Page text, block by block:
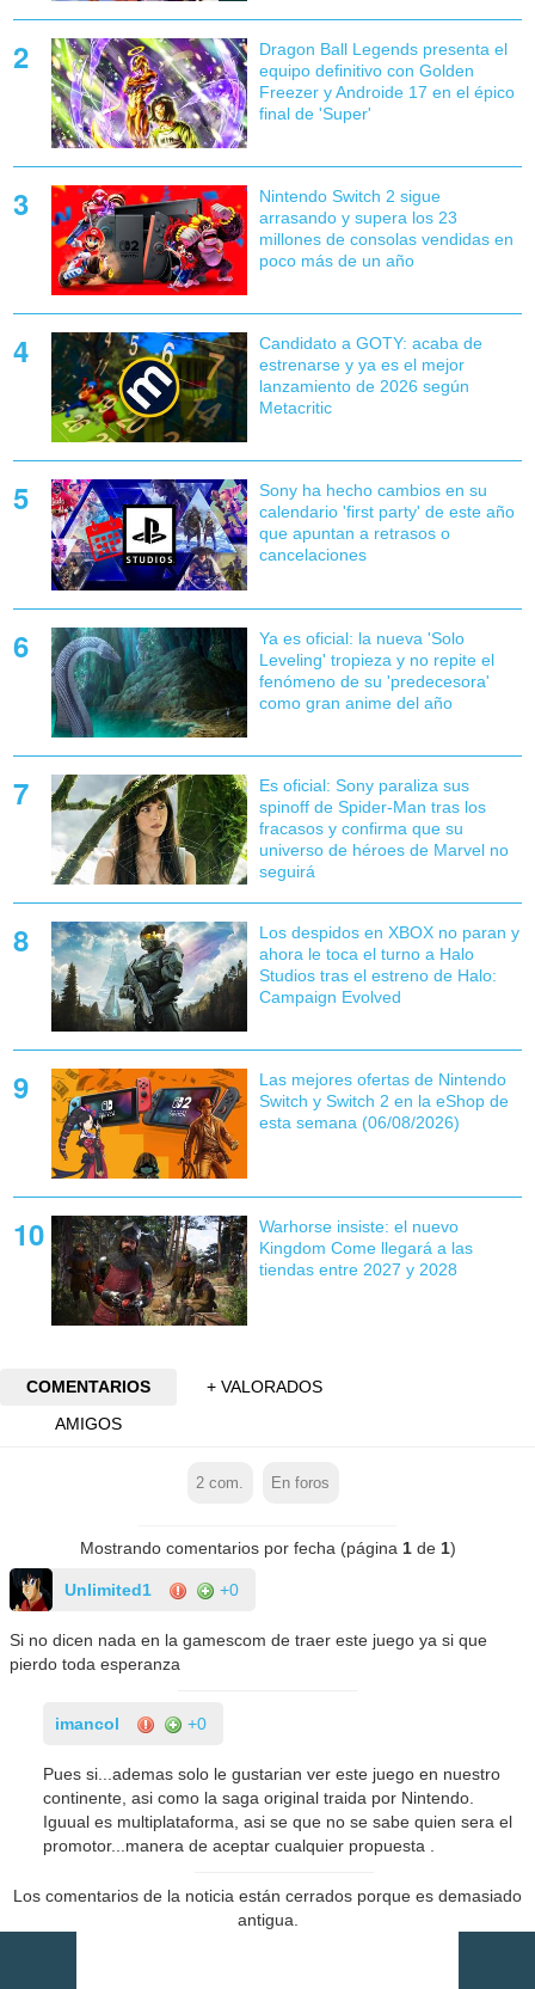
Dragon Ball Legends presenta el
equipo definitivo con Golden
Freezer y Androide 17 en el épico
final de 'Super'
Nintendo Switch 2 sigue
arrasando y supera los 23
millones de consolas vendidas en
poco más de un año
Candidato a GOTY: acaba de
estrenarse y ya es el mejor
lanzamiento de 2026 según
Metacritic
Sony ha hecho cambios en su
calendario 'first party' de este año
que apuntan a retrasos o
cancelaciones
Ya es oficial: la nueva 'Solo
Leveling' tropieza y no repite el
fenómeno de su 'predecesora'
como gran anime del año
Es oficial: Sony paraliza sus
spinoff de Spider-Man tras los
fracasos y confirma que su
universo de héroes de Marvel no
seguirá
Los despidos en XBOX no paran y
ahora le toca el turno a Halo
Studios tras el estreno de Halo:
Campaign Evolved
Las mejores ofertas de Nintendo
Switch y Switch 2 en la eShop de
esta semana (06/08/2026)
Warhorse insiste: el nuevo
Kingdom Come llegará a las
tiendas entre 2027 y 2028
COMENTARIOS
+ VALORADOS
AMIGOS
2 com. En foros
Mostrando comentarios por fecha (página 1de 1)
Unlimited1 +0
Si no dicen nada en la gamescom de traer este juego ya si que
pierdo toda esperanza
imancol +0
Pues si...ademas solo le gustarian ver este juego en nuestro
continente, asi como la saga original traida por Nintendo.
Iguual es multiplataforma, asi se que no se sabe quien sera el
promotor...manera de aceptar cualquier propuesta .
Los comentarios de la noticia están cerrados porque es demasiado
antigua.